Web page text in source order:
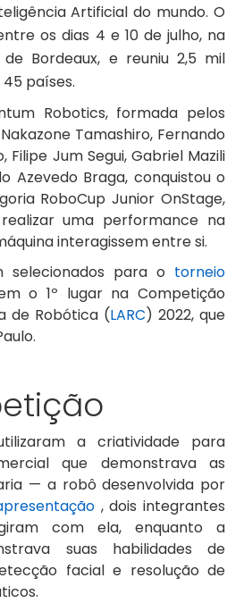
Artificial do mundo. O
os dias 4 e 10 de julho, na
Bordeaux, e reuniu 2,5 mil
países.
Robotics, formada pelos
Tamashiro, Fernando
Filipe Jum Segui, Gabriel Mazili
Azevedo Braga, conquistou o
RoboCup Junior OnStage,
uma performance na
interagissem entre si.
selecionados para o torneio
o 1º lugar na Competição
de Robótica (LARC) 2022, que
a criatividade para
que demonstrava as
— a robô desenvolvida por
, dois integrantes
com ela, enquanto a
suas habilidades de
facial e resolução de